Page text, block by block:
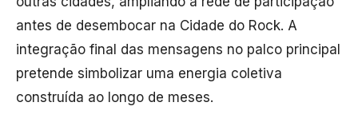
antes de desembocar na Cidade do Rock. A
integração final das mensagens no palco principal
pretende simbolizar uma energia coletiva
construída ao longo de meses.